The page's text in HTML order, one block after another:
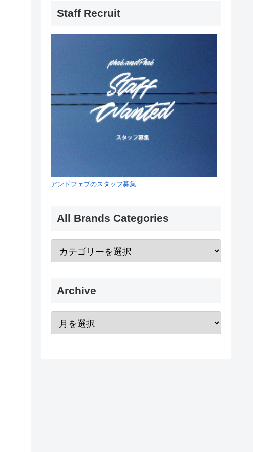
Staff Recruit
アンドフェブのスタッフ募集
All Brands Categories
Archive